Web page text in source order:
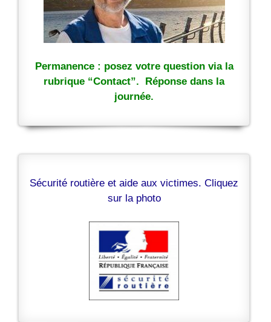
Permanence : posez votre question via la
rubrique “Contact”. Réponse dans la
journée.
Sécurité routière et aide aux victimes. Cliquez
sur la photo